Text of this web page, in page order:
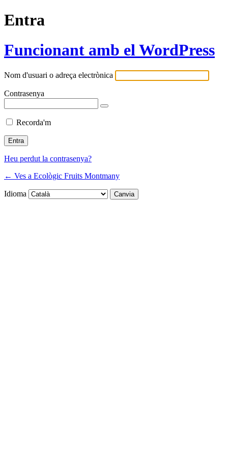
Entra
Funcionant amb el WordPress
Nom d'usuari o adreça electrònica
Contrasenya
Recorda'm
Heu perdut la contrasenya?
← Ves a Ecològic Fruits Montmany
Idioma